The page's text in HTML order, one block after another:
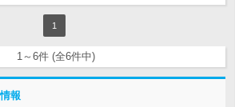
1
1～6件 (全6件中)
報